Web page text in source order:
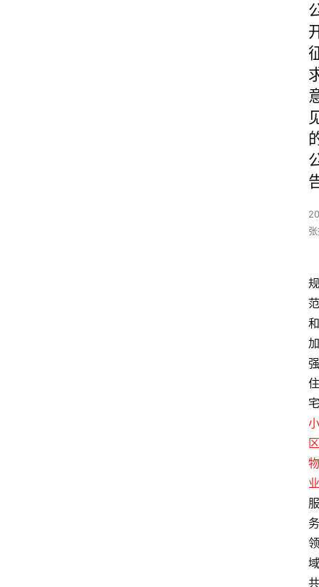
规
范
和
加
强
住
宅
小
区
物
业
服
务
领
域
共